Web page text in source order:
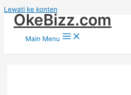
Lewati ke konten
OkeBizz.com
Main Menu